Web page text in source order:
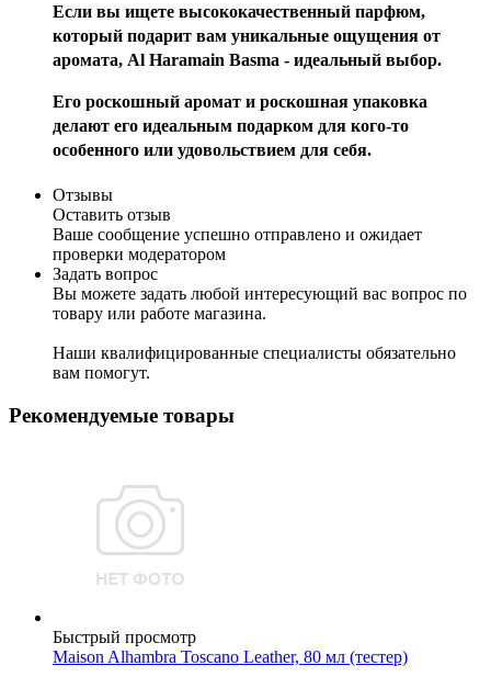
Если вы ищете высококачественный парфюм,
который подарит вам уникальные ощущения от
аромата, Al Haramain Basma - идеальный выбор.
Его роскошный аромат и роскошная упаковка
делают его идеальным подарком для кого-то
особенного или удовольствием для себя.
Отзывы
Оставить отзыв
Ваше сообщение успешно отправлено и ожидает
проверки модератором
Задать вопрос
Вы можете задать любой интересующий вас вопрос по
товару или работе магазина.
Наши квалифицированные специалисты обязательно
вам помогут.
Рекомендуемые товары
Быстрый просмотр
Maison Alhambra Toscano Leather, 80 мл (тестер)